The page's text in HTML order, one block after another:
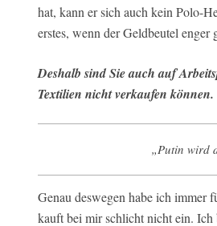
hat, kann er sich auch kein Polo-
erstes, wenn der Geldbeutel enger
Deshalb sind Sie auch auf
Textilien nicht verkaufen können.
„Putin wird
Genau deswegen habe ich immer
kauft bei mir schlicht nicht ein.